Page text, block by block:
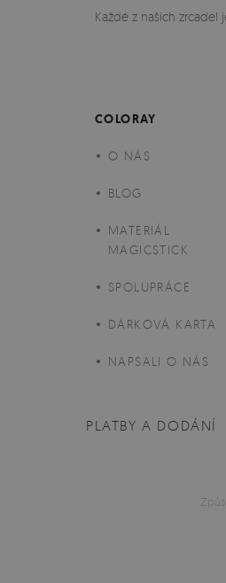
Každé z našich
COLORAY
O NÁS
BLOG
MATERIÁL
MAGICSTICK
SPOLUPRÁCE
DÁRKOVÁ KARTA
NAPSALI O NÁS
PLATBY A DODÁNÍ